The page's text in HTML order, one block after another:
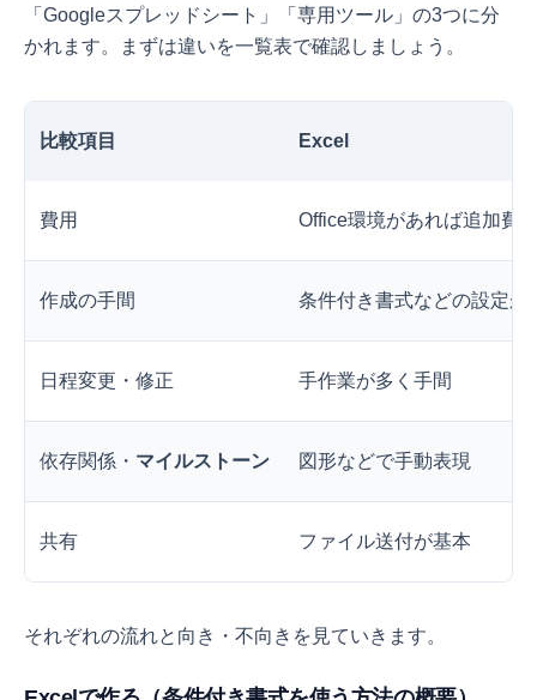
「Googleスプレッドシート」「専用ツール」の3つに分
かれます。まずは違いを一覧表で確認しましょう。
比較項目 Excel
費用 Office環境があれば追加費
作成の手間 条件付き書式などの設定が
日程変更・修正 手作業が多く手間
依存関係・ マイルストーン 図形などで手動表現
共有 ファイル送付が基本
それぞれの流れと向き・不向きを見ていきます。